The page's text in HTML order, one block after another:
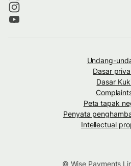
Undang-
Dasar
Dasar
Peta tapak
Penyata
Intellectual
© Wise Payments